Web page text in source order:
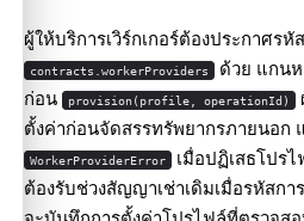
ผู้ให้บริการเวิร์กเกอร์ต้องประกาศร
contracts.workerProviders ด้วย แกนห
ก่อน
provision(profile, operationId)
ตั้งค่าก่อนจัดสรรทรัพยากรภายนอก
WorkerProviderError เมื่อปฏิเสธโปรไ
ต้องรับช่วงสัญญาเช่าเดิมเมื่อรหัสกา